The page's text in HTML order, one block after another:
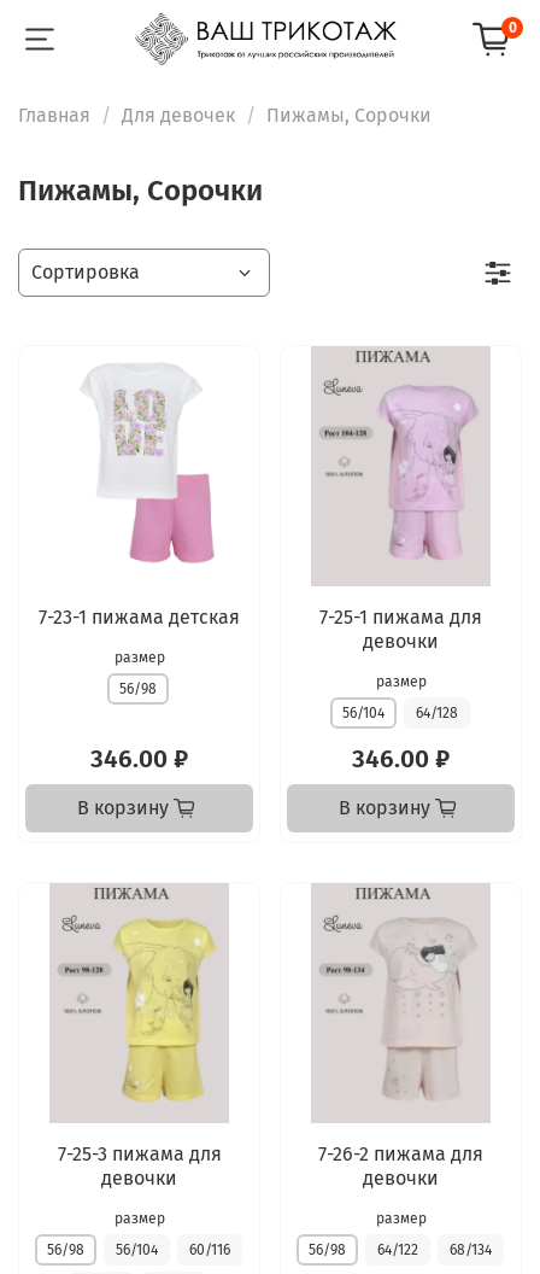
0
Главная Для девочек Пижамы, Сорочки
Пижамы, Сорочки
7-23-1 пижама детская
размер
56/98
346.00 ₽
В корзину
7-25-1 пижама для
девочки
размер
56/104
64/128
346.00 ₽
В корзину
7-25-3 пижама для
девочки
размер
56/98
56/104 60/116
7-26-2 пижама для
девочки
размер
56/98
64/122 68/134